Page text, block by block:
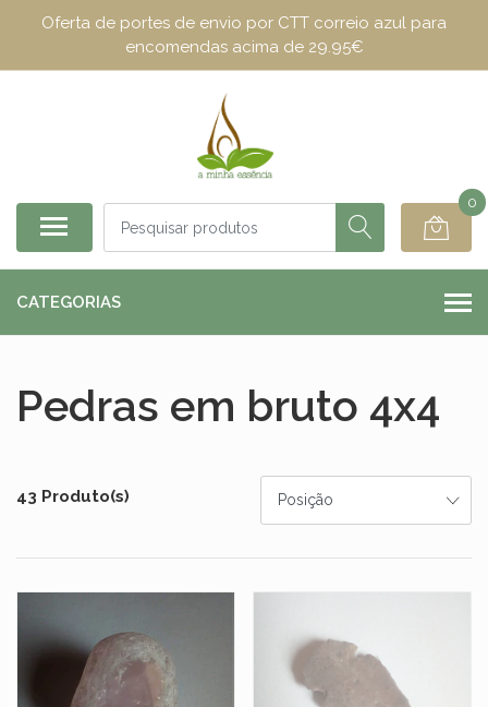
Oferta de portes de envio por CTT correio azul para
encomendas acima de 29.95€
0
CATEGORIAS
Pedras em bruto 4x4
43 Produto(s)